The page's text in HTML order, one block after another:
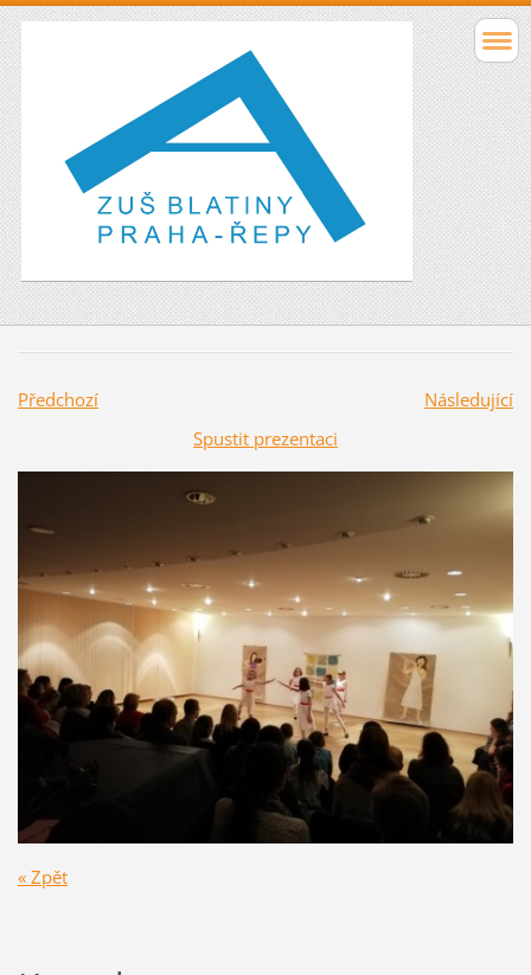
Předchozí
Následující
Spustit prezentaci
« Zpět